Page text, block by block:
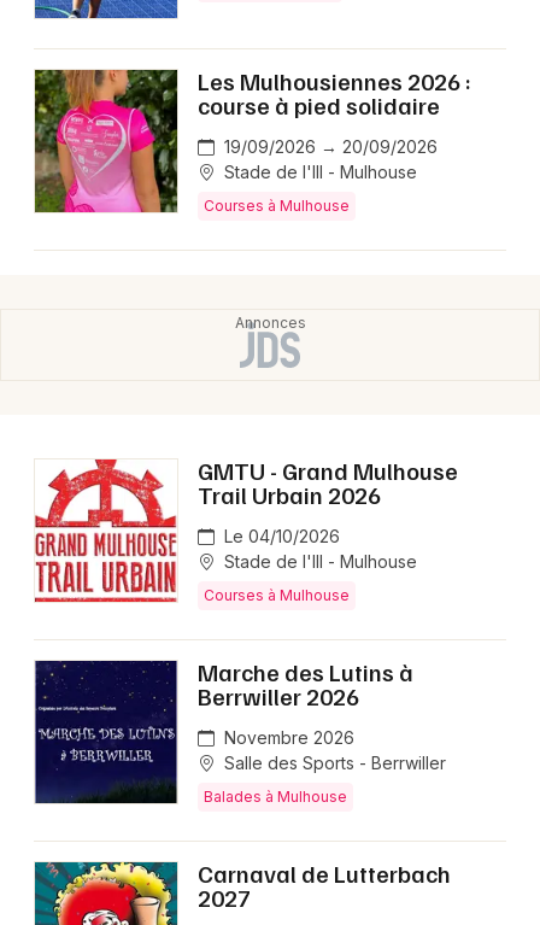
Les Mulhousiennes 2026 :
course à pied solidaire
19/09/2026 → 20/09/2026
Stade de l'Ill - Mulhouse
Courses à Mulhouse
GMTU - Grand Mulhouse
Trail Urbain 2026
Le 04/10/2026
Stade de l'Ill - Mulhouse
Courses à Mulhouse
Marche des Lutins à
Berrwiller 2026
Novembre 2026
Salle des Sports - Berrwiller
Balades à Mulhouse
Carnaval de Lutterbach
2027